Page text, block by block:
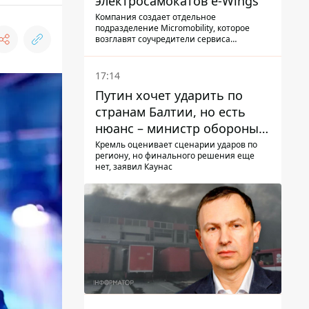
Компания создает отдельное
подразделение Micromobility, которое
возглавят соучредители сервиса
17:14
Путин хочет ударить по
странам Балтии, но есть
нюанс – министр обороны
Литвы сделал заявление
Кремль оценивает сценарии ударов по
региону, но финального решения еще
нет, заявил Каунас